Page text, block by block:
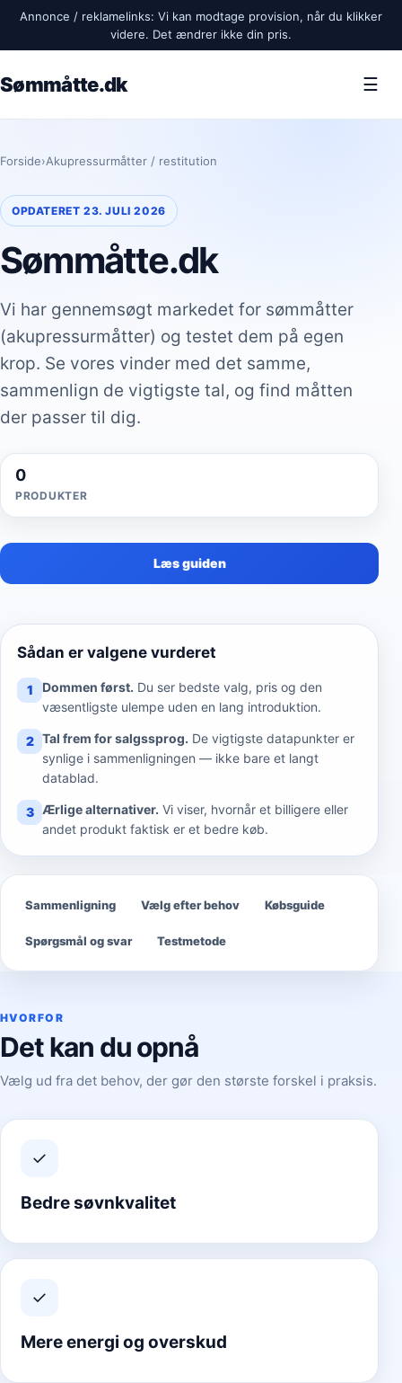
Annonce / reklamelinks: Vi kan modtage provision, når du klikker
videre. Det ændrer ikke din pris.
Sømmåtte.dk ☰
Forside›Akupressurmåtter / restitution
OPDATERET 23. JULI 2026
Sømmåtte.dk
Vi har gennemsøgt markedet for sømmåtter
(akupressurmåtter) og testet dem på egen
krop. Se vores vinder med det samme,
sammenlign de vigtigste tal, og find måtten
der passer til dig.
0
PRODUKTER
Læs guiden
Sådan er valgene vurderet
1 Dommen først. Du ser bedste valg, pris og den
væsentligste ulempe uden en lang introduktion.
2 Tal frem for salgssprog. De vigtigste datapunkter er
synlige i sammenligningen — ikke bare et langt
datablad.
3 Ærlige alternativer. Vi viser, hvornår et billigere eller
andet produkt faktisk er et bedre køb.
Sammenligning Vælg efter behov Købsguide
Spørgsmål og svar Testmetode
HVORFOR
Det kan du opnå
Vælg ud fra det behov, der gør den største forskel i praksis.
✓
Bedre søvnkvalitet
✓
Mere energi og overskud